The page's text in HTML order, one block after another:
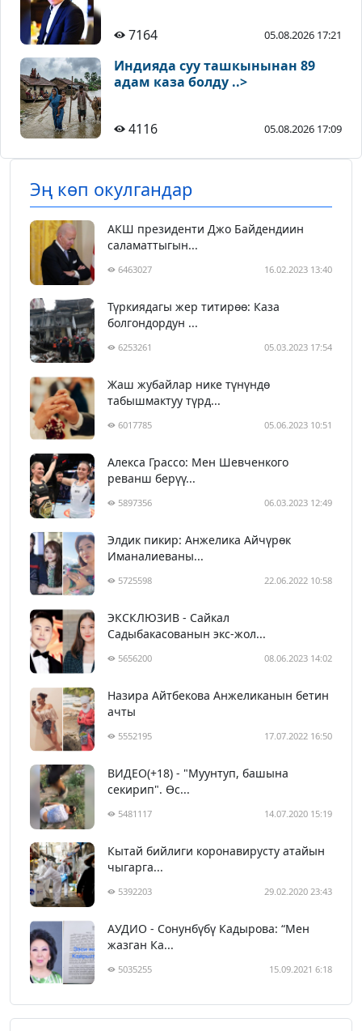
7164 05.08.2026 17:21
Индияда суу ташкынынан 89
адам каза болду ..>
4116 05.08.2026 17:09
Эң көп окулгандар
АКШ президенти Джо Байдендиин
саламаттыгын...
6463027 16.02.2023 13:40
Түркиядагы жер титирөө: Каза
болгондордун ...
6253261 05.03.2023 17:54
Жаш жубайлар нике түнүндө
табышмактуу түрд...
6017785 05.06.2023 10:51
Алекса Грассо: Мен Шевченкого
реванш берүү...
5897356 06.03.2023 12:49
Элдик пикир: Анжелика Айчүрөк
Иманалиеваны...
5725598 22.06.2022 10:58
ЭКСКЛЮЗИВ - Сайкал
Садыбакасованын экс-жол...
5656200 08.06.2023 14:02
Назира Айтбекова Анжеликанын бетин
ачты
5552195 17.07.2022 16:50
ВИДЕО(+18) - "Муунтуп, башына
секирип". Өс...
5481117 14.07.2020 15:19
Кытай бийлиги коронавирусту атайын
чыгарга...
5392203 29.02.2020 23:43
АУДИО - Сонунбүбү Кадырова: “Мен
жазган Ка...
5035255 15.09.2021 6:18